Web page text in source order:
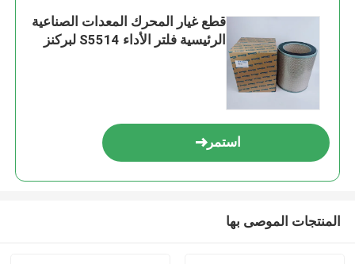
قطع غيار المحرك المعدات الصناعية
الرئيسية فلتر الأداء S5514 لبركنز
استمر
المنتجات الموصى بها